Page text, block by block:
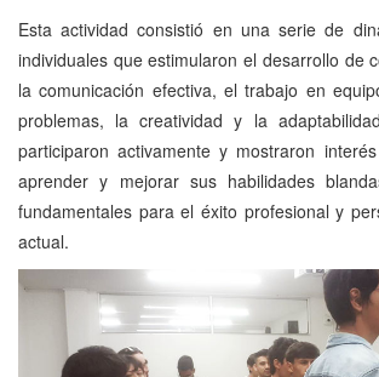
Esta actividad consistió en una serie de
individuales que estimularon el desarrollo de
la comunicación efectiva, el trabajo en
problemas, la creatividad y la
participaron activamente y mostraron
aprender y mejorar sus habilidades
fundamentales para el éxito profesional y
actual.